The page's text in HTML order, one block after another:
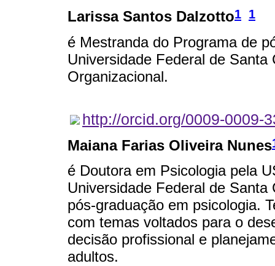
Larissa Santos Dalzotto1 1
é Mestranda do Programa de
Universidade Federal de
Organizacional.
http://orcid.org/0009-0009-
Maiana Farias Oliveira Nunes
é Doutora em Psicologia pela
Universidade Federal de
pós-graduação em psicologia.
com temas voltados para o
decisão profissional e
adultos.